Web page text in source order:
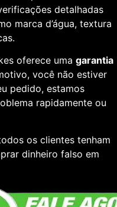
detalhadas
marca d’água, textura
oferece uma garantia
você não estiver
pedido, estamos
rapidamente ou
os clientes tenham
dinheiro falso em